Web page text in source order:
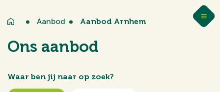
Aanbod Aanbod Arnhem
Ons aanbod
Waar ben jij naar op zoek?